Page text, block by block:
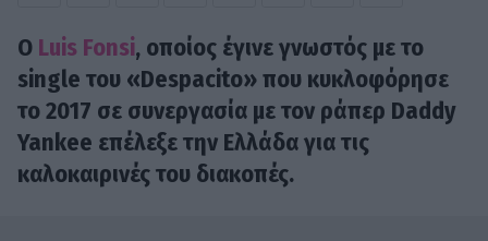
O Luis Fonsi, οποίος έγινε γνωστός με το
single του «Despacito» που κυκλοφόρησε
το 2017 σε συνεργασία με τον ράπερ Daddy
Yankee επέλεξε την Ελλάδα για τις
καλοκαιρινές του διακοπές.